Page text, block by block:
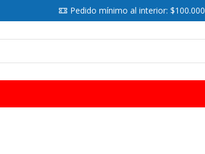
Pedido mínimo al interior: $100.000